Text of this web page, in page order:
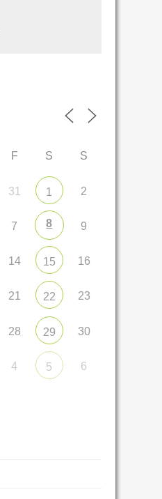
F S S
31 1 2
7 8 9
14 15 16
21 22 23
28 29 30
4 5 6